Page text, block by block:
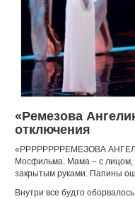
«Ремезова
отключения
«РРРРРРРРЕМЕЗОВА
Мосфильма. Мама – с лицом,
закрытым руками. Папины
Внутри все будто